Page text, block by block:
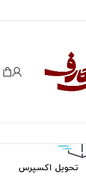
تحویل اکسپرس